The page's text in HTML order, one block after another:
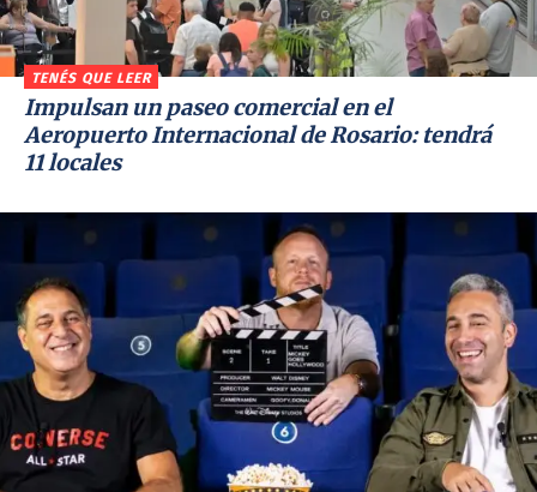
TENÉS QUE LEER
Impulsan un paseo comercial en el
Aeropuerto Internacional de Rosario: tendrá
11 locales